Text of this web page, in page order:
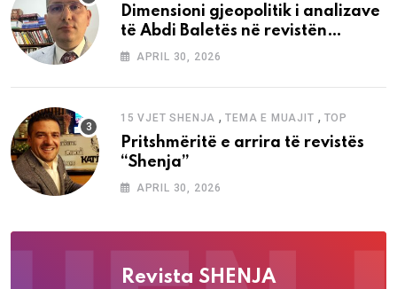
Dimensioni gjeopolitik i analizave
të Abdi Baletës në revistën
“Shenja”
APRIL 30, 2026
15 VJET SHENJA ,TEMA E MUAJIT , TOP
Pritshmëritë e arrira të revistës
“Shenja”
APRIL 30, 2026
Revista SHENJA